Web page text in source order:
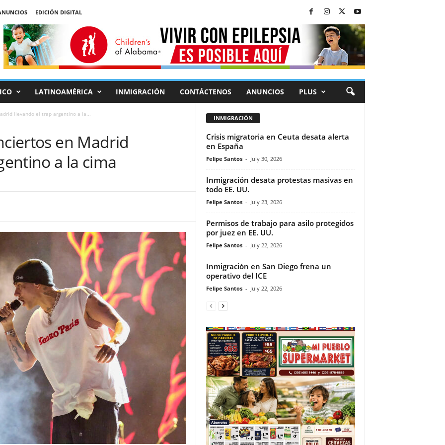
EDICIÓN DIGITAL
LATINOAMÉRICA INMIGRACIÓN CONTÁCTENOS ANUNCIOS PLUS
llevando el trap argentino a la...
en Madrid
a la cima
INMIGRACIÓN
Crisis migratoria en Ceuta desata alerta
en España
Felipe Santos - July 30, 2026
Inmigración desata protestas masivas en
todo EE. UU.
Felipe Santos - July 23, 2026
Permisos de trabajo para asilo protegidos
por juez en EE. UU.
Felipe Santos - July 22, 2026
Inmigración en San Diego frena un
operativo del ICE
Felipe Santos - July 22, 2026